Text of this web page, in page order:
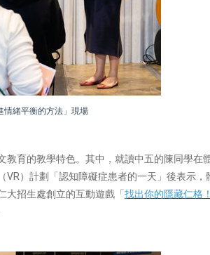
情緒平衡的方法」現場
育的教學特色。其中，就讀中五的陳同學在
）計劃「認知障礙症患者的一天」後表示，
招生處創立的互動遊戲「 找出你的隱藏仁格